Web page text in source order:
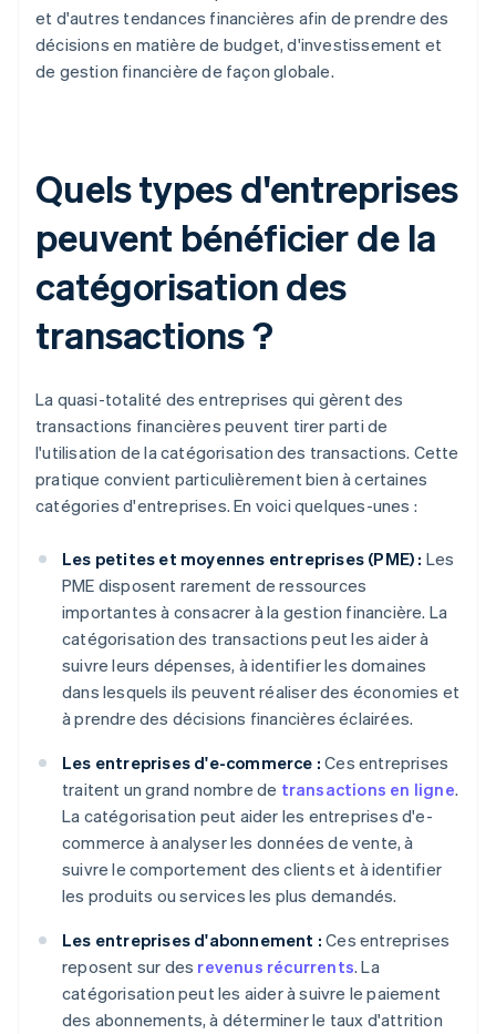
et d'autres tendances financières afin de prendre des
décisions en matière de budget, d'investissement et
de gestion financière de façon globale.
Quels types d'entreprises
peuvent bénéficier de la
catégorisation des
transactions ?
La quasi-totalité des entreprises qui gèrent des
transactions financières peuvent tirer parti de
l'utilisation de la catégorisation des transactions. Cette
pratique convient particulièrement bien à certaines
catégories d'entreprises. En voici quelques-unes :
Les petites et moyennes entreprises (PME) : Les
PME disposent rarement de ressources
importantes à consacrer à la gestion financière. La
catégorisation des transactions peut les aider à
suivre leurs dépenses, à identifier les domaines
dans lesquels ils peuvent réaliser des économies et
à prendre des décisions financières éclairées.
Les entreprises d'e-commerce : Ces entreprises
traitent un grand nombre de transactions en ligne.
La catégorisation peut aider les entreprises d'e-
commerce à analyser les données de vente, à
suivre le comportement des clients et à identifier
les produits ou services les plus demandés.
Les entreprises d'abonnement : Ces entreprises
reposent sur des revenus récurrents. La
catégorisation peut les aider à suivre le paiement
des abonnements, à déterminer le taux d'attrition